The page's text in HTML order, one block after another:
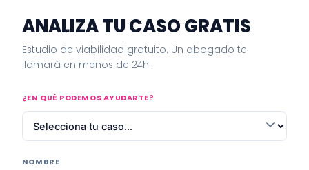
ANALIZA TU CASO GRATIS
Estudio de viabilidad gratuito. Un abogado te
llamará en menos de 24h.
¿EN QUÉ PODEMOS AYUDARTE?
NOMBRE